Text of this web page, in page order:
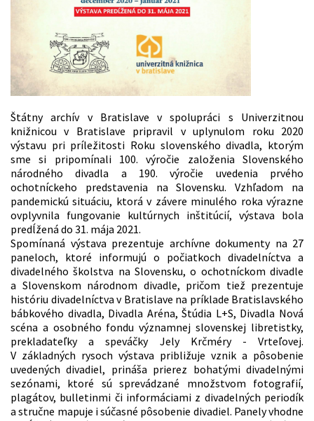
Štátny archív v Bratislave v spolupráci s Univerzitnou
knižnicou v Bratislave pripravil v uplynulom roku 2020
výstavu pri príležitosti Roku slovenského divadla, ktorým
sme si pripomínali 100. výročie založenia Slovenského
národného divadla a 190. výročie uvedenia prvého
ochotníckeho predstavenia na Slovensku. Vzhľadom na
pandemickú situáciu, ktorá v závere minulého roka výrazne
ovplyvnila fungovanie kultúrnych inštitúcií, výstava bola
predĺžená do 31. mája 2021.
Spomínaná výstava prezentuje archívne dokumenty na 27
paneloch, ktoré informujú o počiatkoch divadelníctva a
divadelného školstva na Slovensku, o ochotníckom divadle
a Slovenskom národnom divadle, pričom tiež prezentuje
históriu divadelníctva v Bratislave na príklade Bratislavského
bábkového divadla, Divadla Aréna, Štúdia L+S, Divadla Nová
scéna a osobného fondu významnej slovenskej libretistky,
prekladateľky a speváčky Jely Krčméry - Vrteľovej.
V základných rysoch výstava približuje vznik a pôsobenie
uvedených divadiel, prináša prierez bohatými divadelnými
sezónami, ktoré sú sprevádzané množstvom fotografií,
plagátov, bulletinmi či informáciami z divadelných periodík
a stručne mapuje i súčasné pôsobenie divadiel. Panely vhodne